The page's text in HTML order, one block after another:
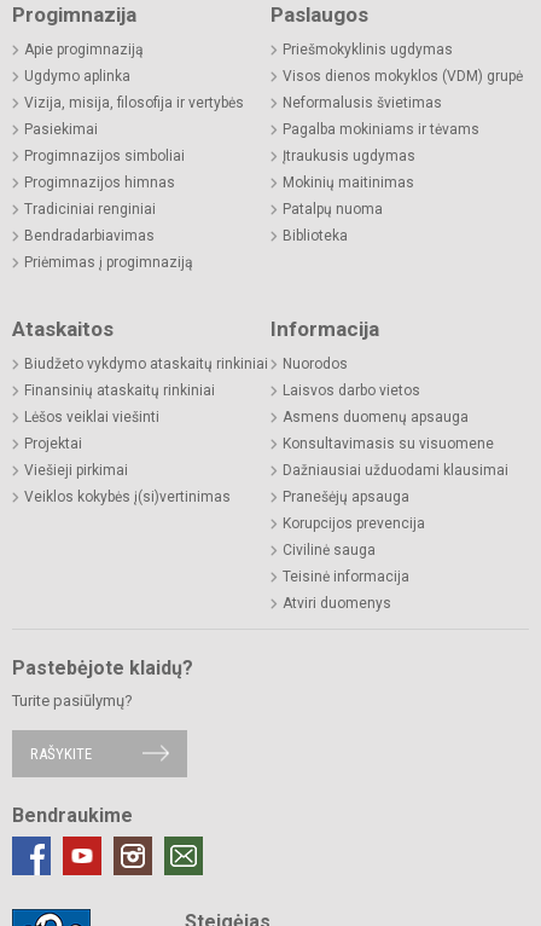
Progimnazija
Apie progimnaziją
Ugdymo aplinka
Vizija, misija, filosofija ir vertybės
Pasiekimai
Progimnazijos simboliai
Progimnazijos himnas
Tradiciniai renginiai
Bendradarbiavimas
Priėmimas į progimnaziją
Paslaugos
Priešmokyklinis ugdymas
Visos dienos mokyklos (VDM) grupė
Neformalusis švietimas
Pagalba mokiniams ir tėvams
Įtraukusis ugdymas
Mokinių maitinimas
Patalpų nuoma
Biblioteka
Ataskaitos
Biudžeto vykdymo ataskaitų rinkiniai
Finansinių ataskaitų rinkiniai
Lėšos veiklai viešinti
Projektai
Viešieji pirkimai
Veiklos kokybės į(si)vertinimas
Informacija
Nuorodos
Laisvos darbo vietos
Asmens duomenų apsauga
Konsultavimasis su visuomene
Dažniausiai užduodami klausimai
Pranešėjų apsauga
Korupcijos prevencija
Civilinė sauga
Teisinė informacija
Atviri duomenys
Pastebėjote klaidų?
Turite pasiūlymų?
RAŠYKITE
Bendraukime
Steigėjas